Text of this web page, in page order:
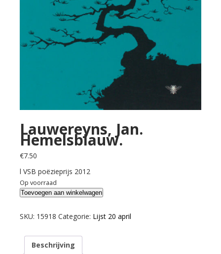
Lauwereyns, Jan.
Hemelsblauw.
€7.50
l VSB poëzieprijs 2012
Op voorraad
Lauwereyns,
Hemelsblauw.
Toevoegen aan winkelwagen
SKU: 15918 Categorie: Lijst 20 april
Beschrijving